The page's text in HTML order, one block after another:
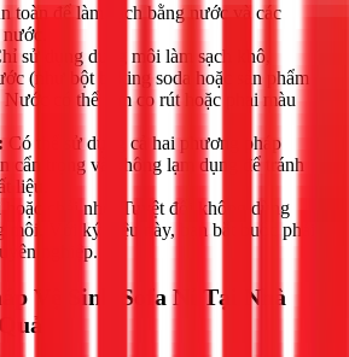
toàn để làm sạch bằng nước và các
sử dụng dung môi làm sạch khô,
(như bột baking soda hoặc sản phẩm
có thể làm co rút hoặc phai màu
Có thể sử dụng cả hai phương pháp
cẩn trọng và không lạm dụng để tránh
liệu.
chải nhẹ. Tuyệt đối không dùng
môi. Với ký hiệu này, bạn bắt buộc phải
nghiệp.
Vệ Sinh Sofa Nỉ Tại Nhà